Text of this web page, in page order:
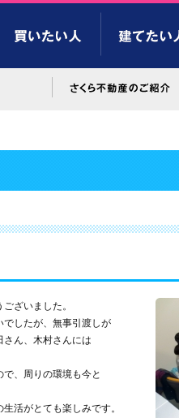
ざいました。
したが、無事引渡しが
ん、木村さんには
、周りの環境も今と
活がとても楽しみです。